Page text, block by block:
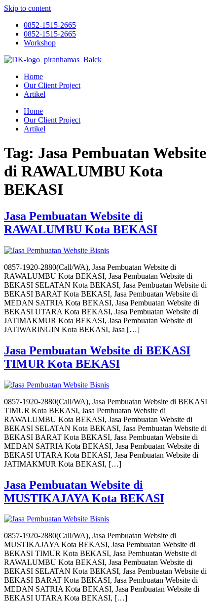
Skip to content
0852-1515-2665
0852-1515-2665
Workshop
Home
Our Client Project
Artikel
Home
Our Client Project
Artikel
Tag: Jasa Pembuatan Website
di RAWALUMBU Kota
BEKASI
Jasa Pembuatan Website di
RAWALUMBU Kota BEKASI
0857-1920-2880(Call/WA), Jasa Pembuatan Website di
RAWALUMBU Kota BEKASI, Jasa Pembuatan Website di
BEKASI SELATAN Kota BEKASI, Jasa Pembuatan Website di
BEKASI BARAT Kota BEKASI, Jasa Pembuatan Website di
MEDAN SATRIA Kota BEKASI, Jasa Pembuatan Website di
BEKASI UTARA Kota BEKASI, Jasa Pembuatan Website di
JATIMAKMUR Kota BEKASI, Jasa Pembuatan Website di
JATIWARINGIN Kota BEKASI, Jasa […]
Jasa Pembuatan Website di BEKASI
TIMUR Kota BEKASI
0857-1920-2880(Call/WA), Jasa Pembuatan Website di BEKASI
TIMUR Kota BEKASI, Jasa Pembuatan Website di
RAWALUMBU Kota BEKASI, Jasa Pembuatan Website di
BEKASI SELATAN Kota BEKASI, Jasa Pembuatan Website di
BEKASI BARAT Kota BEKASI, Jasa Pembuatan Website di
MEDAN SATRIA Kota BEKASI, Jasa Pembuatan Website di
BEKASI UTARA Kota BEKASI, Jasa Pembuatan Website di
JATIMAKMUR Kota BEKASI, […]
Jasa Pembuatan Website di
MUSTIKAJAYA Kota BEKASI
0857-1920-2880(Call/WA), Jasa Pembuatan Website di
MUSTIKAJAYA Kota BEKASI, Jasa Pembuatan Website di
BEKASI TIMUR Kota BEKASI, Jasa Pembuatan Website di
RAWALUMBU Kota BEKASI, Jasa Pembuatan Website di
BEKASI SELATAN Kota BEKASI, Jasa Pembuatan Website di
BEKASI BARAT Kota BEKASI, Jasa Pembuatan Website di
MEDAN SATRIA Kota BEKASI, Jasa Pembuatan Website di
BEKASI UTARA Kota BEKASI, […]